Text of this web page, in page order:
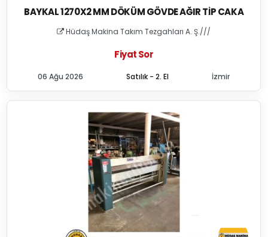
BAYKAL 1270X2 MM DÖKÜM GÖVDE AĞIR TIP CAKA
Hüdaş Makina Takım Tezgahları A. Ş.///
Fiyat Sor
Satılık - 2. El
06 Ağu 2026 İzmir